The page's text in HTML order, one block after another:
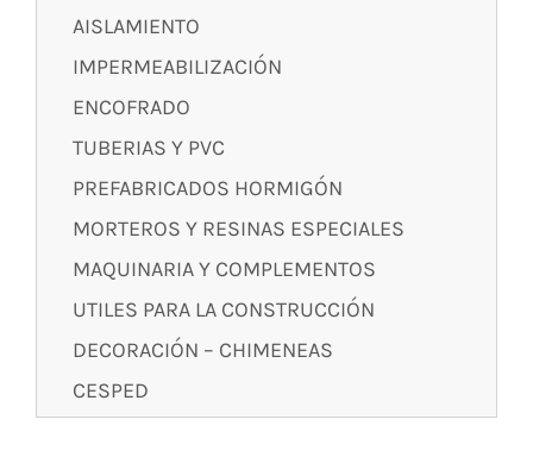
AISLAMIENTO
IMPERMEABILIZACIÓN
ENCOFRADO
TUBERIAS Y PVC
PREFABRICADOS HORMIGÓN
MORTEROS Y RESINAS ESPECIALES
MAQUINARIA Y COMPLEMENTOS
UTILES PARA LA CONSTRUCCIÓN
DECORACIÓN – CHIMENEAS
CESPED